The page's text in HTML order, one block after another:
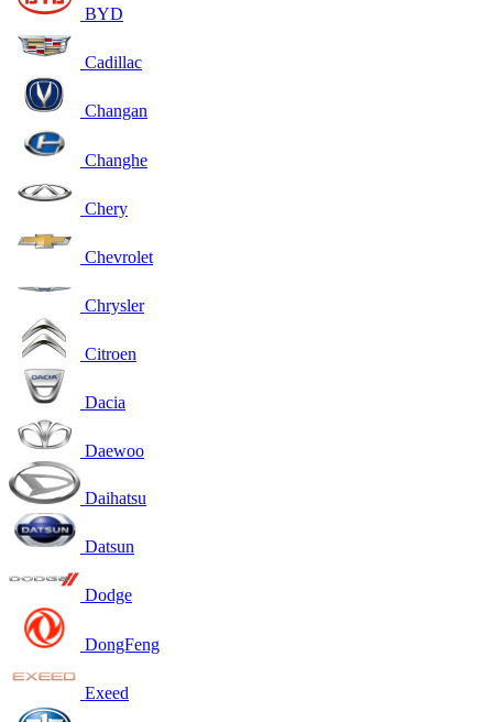
BYD
Cadillac
Changan
Changhe
Chery
Chevrolet
Chrysler
Citroen
Dacia
Daewoo
Daihatsu
Datsun
Dodge
DongFeng
Exeed